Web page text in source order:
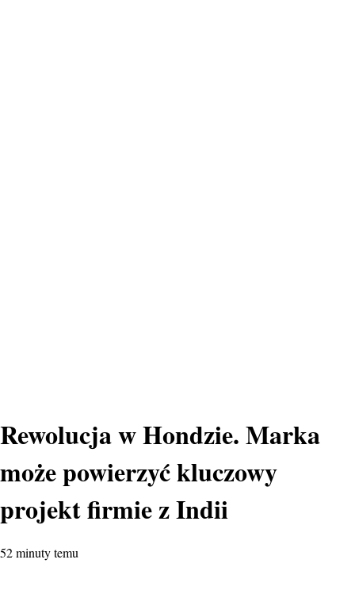
Rewolucja w Hondzie. Marka
może powierzyć kluczowy
projekt firmie z Indii
52 minuty temu